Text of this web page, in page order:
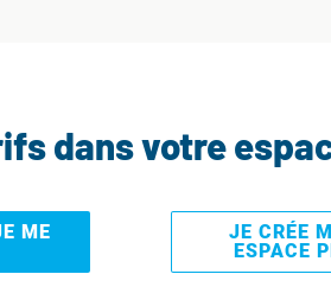
dans votre
ME
JE CRÉE
ESPACE